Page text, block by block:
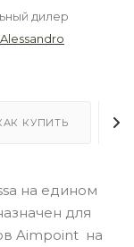
дилер
КУПИТЬ
на едином
для
Aimpoint на